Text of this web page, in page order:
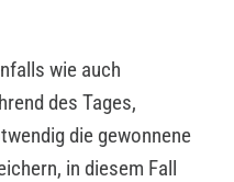
wie auch
des Tages,
die gewonnene
in diesem Fall